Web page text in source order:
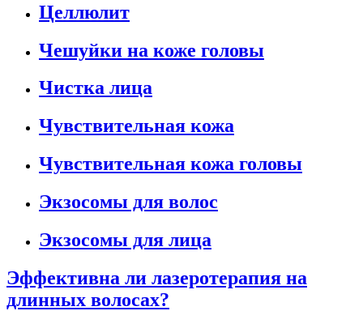
Целлюлит
Чешуйки на коже головы
Чистка лица
Чувствительная кожа
Чувствительная кожа головы
Экзосомы для волос
Экзосомы для лица
Эффективна ли лазеротерапия на
длинных волосах?